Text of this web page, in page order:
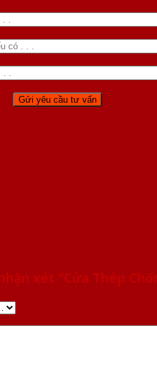
xét “Cửa Thép